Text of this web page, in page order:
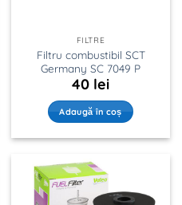
FILTRE
Filtru combustibil SCT
Germany SC 7049 P
40 lei
Adaugă în coș